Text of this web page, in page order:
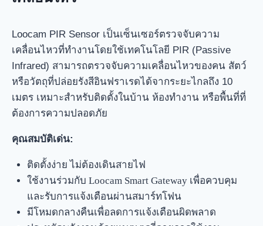
Loocam PIR Sensor เป็นเซ็นเซอร์ตรวจจับความ
เคลื่อนไหวที่ทำงานโดยใช้เทคโนโลยี PIR (Passive
Infrared) สามารถตรวจจับความเคลื่อนไหวของคน สัตว์
หรือวัตถุที่ปล่อยรังสีอินฟราเรดได้จากระยะไกลถึง 10
เมตร เหมาะสำหรับติดตั้งในบ้าน ห้องทำงาน หรือพื้นที่ที่
ต้องการความปลอดภัย
คุณสมบัติเด่น:
ติดตั้งง่าย ไม่ต้องเดินสายไฟ
ใช้งานร่วมกับ Loocam Smart Gateway เพื่อควบคุม
และรับการแจ้งเตือนผ่านสมาร์ทโฟน
มีโหมดกลางคืนเพื่อลดการแจ้งเตือนผิดพลาด